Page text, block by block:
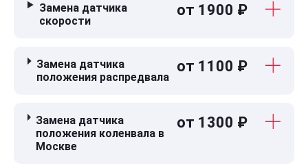
Замена датчика
скорости
от 1900 ₽
Замена датчика
положения распредвала
от 1100 ₽
Замена датчика
положения коленвала в
Москве
от 1300 ₽